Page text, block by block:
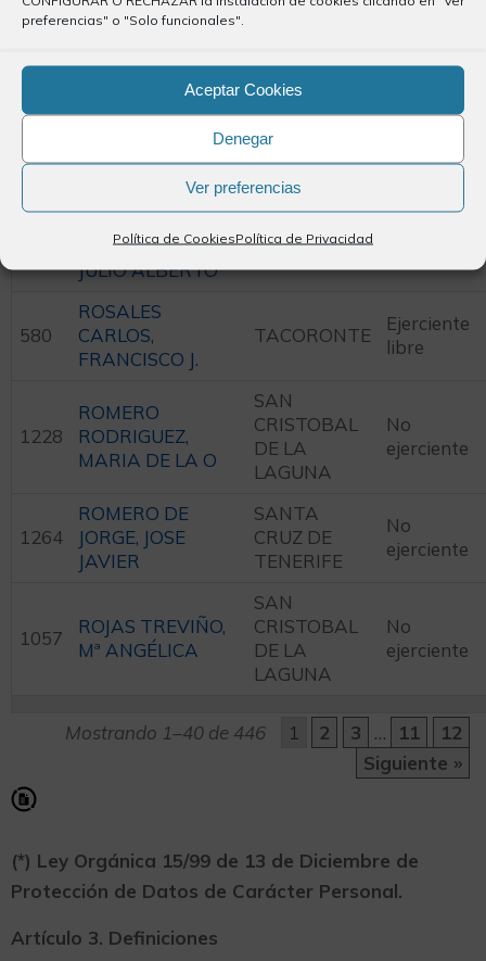
preferencias" o "Solo funcionales".
Aceptar Cookies
Denegar
Ver preferencias
Política de CookiesPolítica de Privacidad
718
GONZALEZ, JUAN
ARONA
914
GORDILLO,
SANTA
CRUZ DE
TENERIFE
libre
RODRIGUEZ,
JULIO ALBERTO
TELDE
580
ROSALES
CARLOS,
FRANCISCO J.
TACORONTE
Ejerciente
libre
1228
ROMERO
RODRIGUEZ,
MARIA DE LA O
SAN
CRISTOBAL
DE LA
LAGUNA
No
ejerciente
1264
ROMERO DE
JORGE, JOSE
JAVIER
SANTA
CRUZ DE
TENERIFE
No
ejerciente
1057
ROJAS TREVIÑO,
Mª ANGÉLICA
SAN
CRISTOBAL
DE LA
LAGUNA
No
ejerciente
Mostrando 1–40 de 446 1 2 3 … 11
12
Siguiente »
(*) Ley Orgánica 15/99 de 13 de Diciembre de
Protección de Datos de Carácter Personal.
Artículo 3. Definiciones